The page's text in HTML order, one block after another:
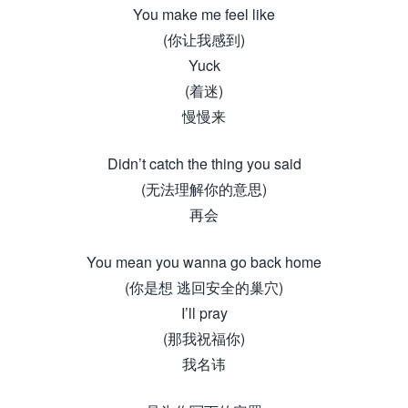
You make me feel like
(你让我感到)
Yuck
(着迷)
慢慢来
Didn’t catch the thing you said
(无法理解你的意思)
再会
You mean you wanna go back home
(你是想 逃回安全的巢穴)
I’ll pray
(那我祝福你)
我名讳